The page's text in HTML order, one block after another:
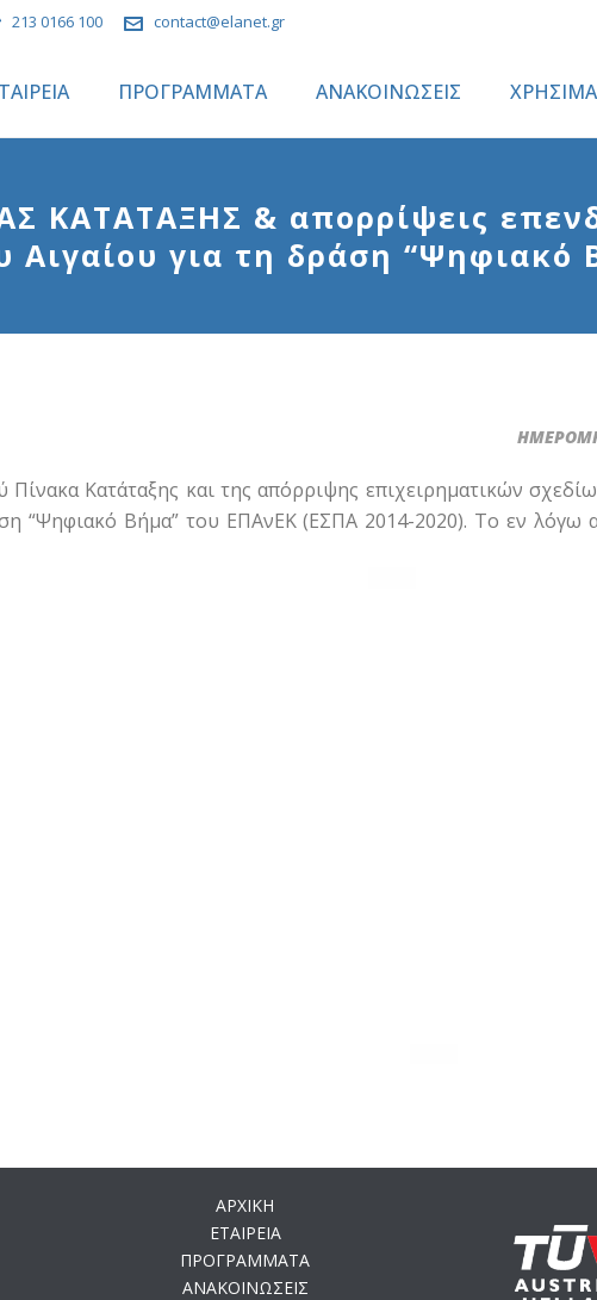
213 0166 100 contact@elanet.gr
ΠΡΟΓΡΑΜΜΑΤΑ ΑΝΑΚΟΙΝΩΣΕΙΣ ΧΡΗΣΙΜΑ
ΚΑΤΑΤΑΞΗΣ & απορρίψεις
Αιγαίου για τη δράση “Ψηφιακό
Κατάταξης και της απόρριψης επιχειρηματικών
“Ψηφιακό Βήμα” του ΕΠΑνΕΚ (ΕΣΠΑ 2014-2020). Το εν λόγω
ΑΡΧΙΚΗ
ΕΤΑΙΡΕΙΑ
ΠΡΟΓΡΑΜΜΑΤΑ
ΑΝΑΚΟΙΝΩΣΕΙΣ